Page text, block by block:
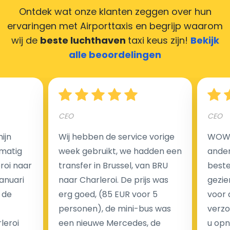
Hoeveel kost een luchthaven taxi transfer in
luchthaventaxi's is een vast tarief voor uw rit. In
tegenstelling tot traditionele taxi's met taxameter
brengen wij u geen extra kosten in rekening voor de
nachtrit.
We hebben geen ophaaltarief of extra kosten voor
wachttijd als uw vlucht vertraging heeft.
Kijk op onze website voor meer informatie over uw
Ontdek wat onze klanten zeggen over hun
ervaringen met Airporttaxis en begrijp waarom
wij de beste luchthaven taxi keus zijn! Bekijk
alle beoordelingen
naar
CEO
Wij hebben de service vorige
week gebruikt, we hadden een
transfer in Brussel, van BRU
naar Charleroi. De prijs was
erg goed, (85 EUR voor 5
personen), de mini-bus was
een nieuwe Mercedes, de
CEO
voor
u